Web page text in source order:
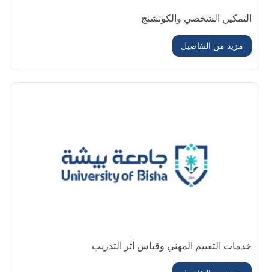
التمكين الشخصي والكوتشنج
مزيد من التفاصيل
خدمات التقييم المهني وقياس أثر التدريب